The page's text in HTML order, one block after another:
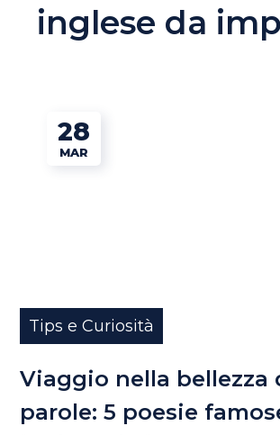
inglese da
28
MAR
Tips e Curiosità
Viaggio nella bellezza
parole: 5 poesie